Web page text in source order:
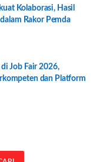
Kolaborasi, Hasil
Rakor Pemda
Job Fair 2026,
dan Platform